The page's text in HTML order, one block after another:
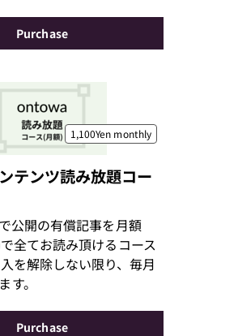
Purchase
1,100Yen monthly
テンツ読み放題コー
公開の有償記事を月額
全てお読み頂けるコース
を解除しない限り、毎月
す。
Purchase